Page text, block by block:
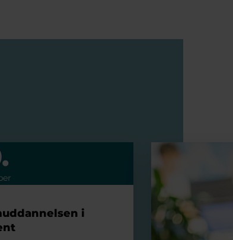
i
i supply chain management Events